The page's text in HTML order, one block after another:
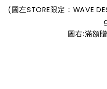
(圖左STORE限定：WAVE
圖右:滿額